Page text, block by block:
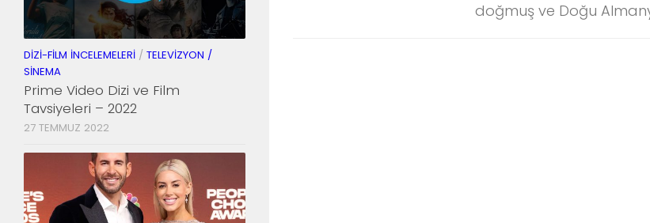
doğmuş ve Doğu
DIZI-FILM İNCELEMELERI / TELEVIZYON /
SINEMA
Prime Video Dizi ve Film
Tavsiyeleri – 2022
27 TEMMUZ 2022